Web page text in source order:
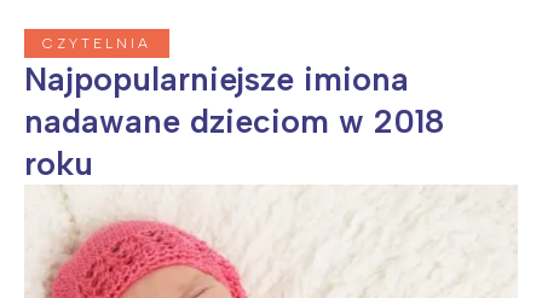
CZYTELNIA
Najpopularniejsze imiona
nadawane dzieciom w 2018
roku